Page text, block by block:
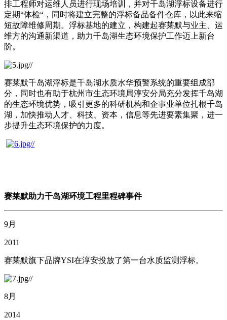
排工程师对运维人员进行现场培训，并对千岛湖浮标设备进行
定期“体检“，同时将建立完整的浮标备品备件仓库，以此来缩
短故障维修周期。浮标基地的建立，构建起赛莱默与业主、运
维方的沟通新渠道，助力千岛湖生态环境保护工作迈上新台
阶。
赛莱默千岛湖浮标是千岛湖水质水华预警系统的重要组成部
分，同时也有助于杭州市生态环境局淳安分局充分发挥千岛湖
的生态环境优势，吸引更多的科研机构和企事业单位扎根千岛
湖，加快推动人才、科技、资本，信息等先进要素集聚，进一
步提升生态环境保护的力度。
赛莱默助力千岛湖环境工程里程碑事件
9月
2011
赛莱默旗下品牌YSI在淳安投放了第一台水质监测浮标。
8月
2014